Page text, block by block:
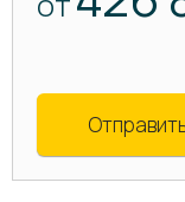
ОТ